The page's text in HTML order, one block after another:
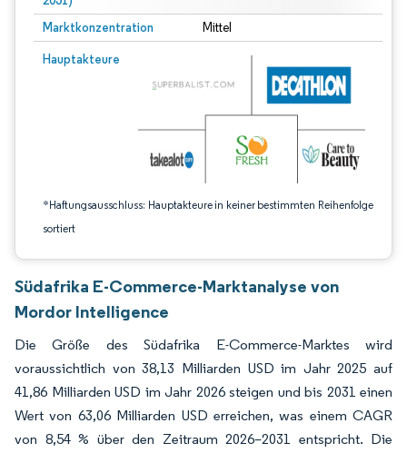
Marktkonzentration Mittel
Hauptakteure
*Haftungsausschluss: Hauptakteure in keiner bestimmten Reihenfolge
sortiert
Bild © Mordor Intelligence. Wiederverwendung erfordert Namensnennung
Südafrika E-Commerce-Marktanalyse von
Mordor Intelligence
Die Größe des Südafrika E-Commerce-Marktes wird
voraussichtlich von 38,13 Milliarden USD im Jahr 2025 auf
41,86 Milliarden USD im Jahr 2026 steigen und bis 2031 einen
Wert von 63,06 Milliarden USD erreichen, was einem CAGR
von 8,54 % über den Zeitraum 2026–2031 entspricht. Die